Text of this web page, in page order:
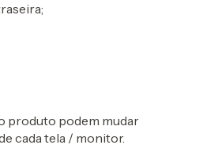
produto podem mudar
cada tela / monitor.